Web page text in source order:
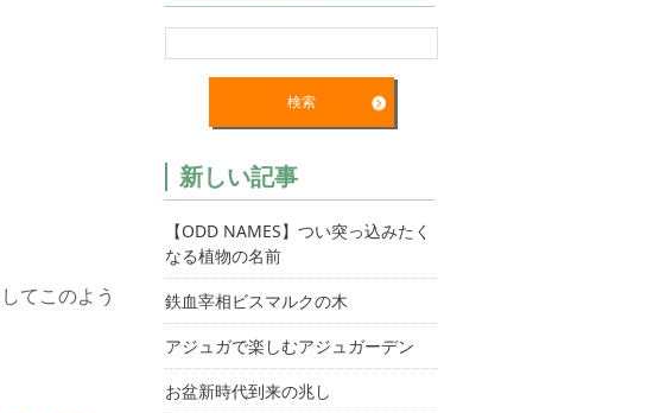
てこのよう
新しい記事
【ODD NAMES】つい突っ込みたく
なる植物の名前
鉄血宰相ビスマルクの木
アジュガで楽しむアジュガーデン
お盆新時代到来の兆し